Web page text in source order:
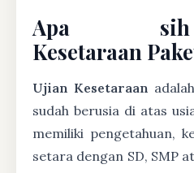
Apa
Kesetaraan
Ujian Kesetaraan
sudah berusia di atas
memiliki pengetahuan,
setara dengan SD, SMP